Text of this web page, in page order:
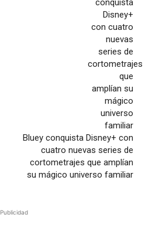
Bluey conquista Disney+ con
cuatro nuevas series de
cortometrajes que amplían
su mágico universo familiar
Publicidad